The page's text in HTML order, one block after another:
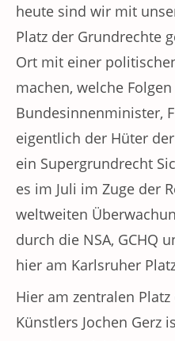
heute sind wir mit
Platz der Grundrechte
Ort mit einer
machen, welche
Bundesinnenminister,
eigentlich der Hüter
ein Supergrundrecht
es im Juli im Zuge der
weltweiten
durch die NSA, GCHQ
hier am Karlsruher
Hier am zentralen
Künstlers Jochen Gerz